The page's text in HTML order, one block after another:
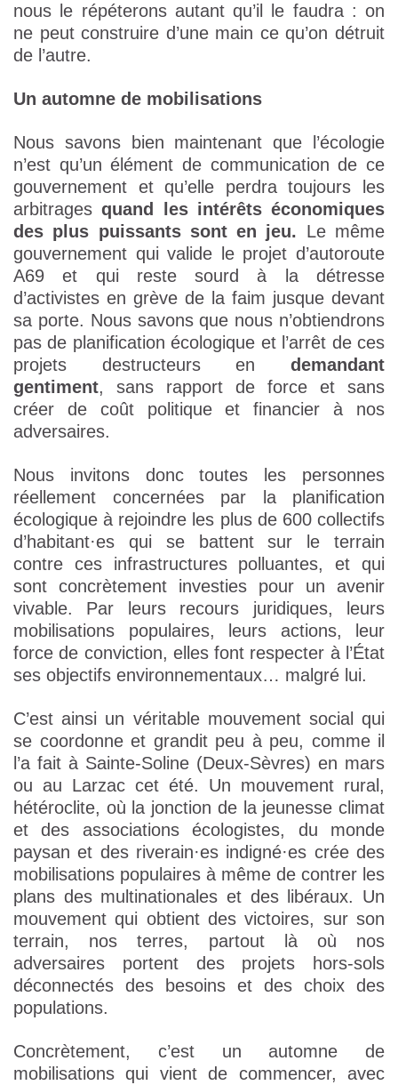
nous le répéterons autant qu’il le faudra : on
ne peut construire d’une main ce qu’on détruit
de l’autre.
Un automne de mobilisations
Nous savons bien maintenant que l’écologie
n’est qu’un élément de communication de ce
gouvernement et qu’elle perdra toujours les
arbitragesquand les intérêts économiques
des plus puissants sont en jeu. Le même
gouvernement qui valide le projet d’autoroute
A69 et qui reste sourd à la détresse
d’activistes en grève de la faim jusque devant
sa porte. Nous savons que nous n’obtiendrons
pas de planification écologique et l’arrêt de ces
projets destructeurs en demandant
gentiment, sans rapport de force et sans
créer de coût politique et financier à nos
adversaires.
Nous invitons donc toutes les personnes
réellement concernées par la planification
écologique à rejoindre les plus de 600 collectifs
d’habitant·es qui se battent sur le terrain
contre ces infrastructures polluantes, et qui
sont concrètement investies pour un avenir
vivable. Par leurs recours juridiques, leurs
mobilisations populaires, leurs actions, leur
force de conviction, elles font respecter à l’État
ses objectifs environnementaux… malgré lui.
C’est ainsi un véritable mouvement social qui
se coordonne et grandit peu à peu, comme il
l’a fait à Sainte-Soline (Deux-Sèvres) en mars
ou au Larzac cet été. Un mouvement rural,
hétéroclite, où la jonction de la jeunesse climat
et des associations écologistes, du monde
paysan et des riverain·es indigné·es crée des
mobilisations populaires à même de contrer les
plans des multinationales et des libéraux. Un
mouvement qui obtient des victoires, sur son
terrain, nos terres, partout là où nos
adversaires portent des projets hors-sols
déconnectés des besoins et des choix des
populations.
Concrètement, c’est un automne de
mobilisations qui vient de commencer, avec